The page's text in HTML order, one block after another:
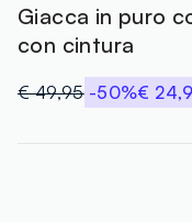
Giacca in puro
con cintura
€ 49,95 -50%€